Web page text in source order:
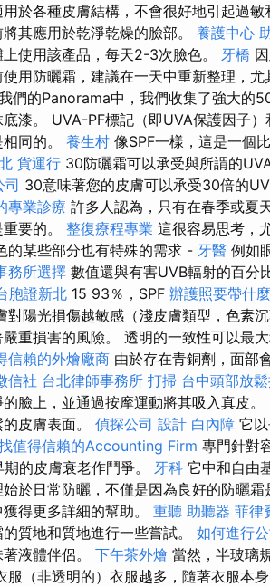
於各種皮膚結構，不會很好地引起過敏
其應用於乾淨乾燥的臉部。 養護中心
使用該產品，每天2-3次臉色。
牙橋
用防曬霜，建議在一天中重新整理，尤
們的Panorama中，我們收集了強大的
漆。 UVA-PF標記（即UVA保護因子
同的。 養生村 像SPF一樣，這是一個
貨運行 30防曬霜可以承受與所謂的
司 30意味著您的皮膚可以承受30倍的
專業診療 許多人認為，只有在春季或夏
要的。 整復療程專業 這很容易思考，
的某些部分也有特殊的需求 - 牙醫 例如
務所選擇 數值還與有害UVB輻射的百分
胞證新北 15 93％，SPF 辦護照要帶什麼
對陽光損傷越敏感（淺皮膚類型，色素
重損害的風險。 透明的一致性可以最
信賴的外燴廠商 由於存在青銅劑，面部
信社 台北律師事務所 打掃 台中頭部放
臉上，並通過按摩運動將其吸入真皮
皮膚表面。 偵探公司 設計 白內障 它
值得信賴的Accounting Firm 專門針對
的皮膚衰老作鬥爭。
牙科 它中和自由
於日常防曬，不僅是因為良好的防曬
得更多詳細的幫助。 重聽 助聽器 菲律
質地和質地進行一些嘗試。 如何進行
液體伴侶。 下午茶外燴 當然，半玻璃
服（非透明的）衣服越多，隨著衣服本